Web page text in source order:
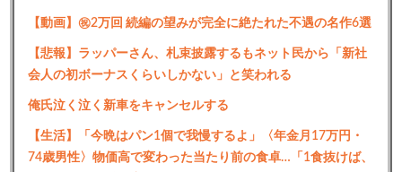
【動画】㊗️2万回 続編の望みが完全に絶たれた不遇の名作6選
【悲報】ラッパーさん、札束披露するもネット民から「新社
会人の初ボーナスくらいしかない」と笑われる
俺氏泣く泣く新車をキャンセルする
【生活】「今晩はパン1個で我慢するよ」〈年金月17万円・
74歳男性〉物価高で変わった当たり前の食卓…「1食抜けば、